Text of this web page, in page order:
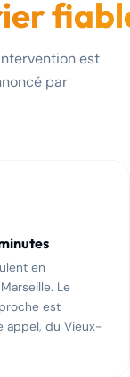
est
par
en
Le
est
appel, du Vieux-